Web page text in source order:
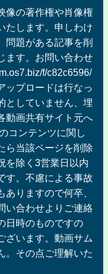
像の著作権や肖像権
たします。申しわけ
問題がある記事を削
ます。お問い合わせ
f/c82c6596/
ップロードは行なっ
としていません、埋
動画共有サイト元へ
コンテンツに関し
ら当該ページを削除
を除く3営業日以内
す。不慮による事故
りますので何卒、
い合わせよりご連絡
日時のものですの
ざいます。動画サム
。その点ご理解いた